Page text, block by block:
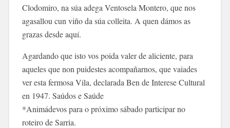
Clodomiro, na súa adega Ventosela Montero, que nos
agasallou cun viño da súa colleita. A quen dámos as
grazasdesde aquí.
Agardando que isto vos poida valer de aliciente, para
aqueles que non puidestes acompañarnos, que vaiades
ver esta fermosa Vila, declarada Ben de Interese Cultural
en 1947. Saúdos e Saúde
*Animádevos para o próximo sábado participar no
roteiro de Sarria.